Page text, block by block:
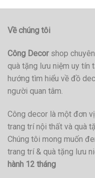
Về chúng tôi
Công Decorshop
quà tặng lưu niệm uy tín
hướng tìm hiểu về đồ
người quan tâm.
Công decor là một đơn
trang trí nội thất và quà
Chúng tôi mong muốn
trang trí & quà tặng lưu
hành 12 tháng